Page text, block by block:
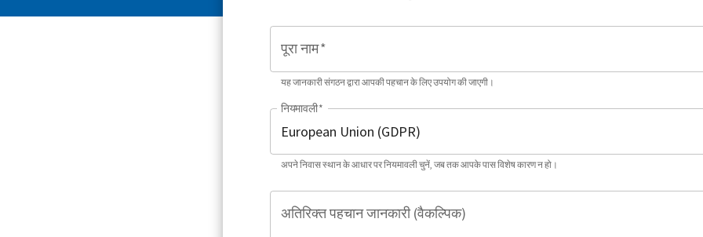
पूरा नाम*
यह जानकारी संगठन द्वारा आपकी पहचान के लिए उपयोग की जाएगी।
नियमावली*
अपने निवास स्थान के आधार पर नियमावली चुनें, जब तक आपके पास विशेष कारण न हो।
अतिरिक्त पहचान जानकारी (वैकल्पिक)